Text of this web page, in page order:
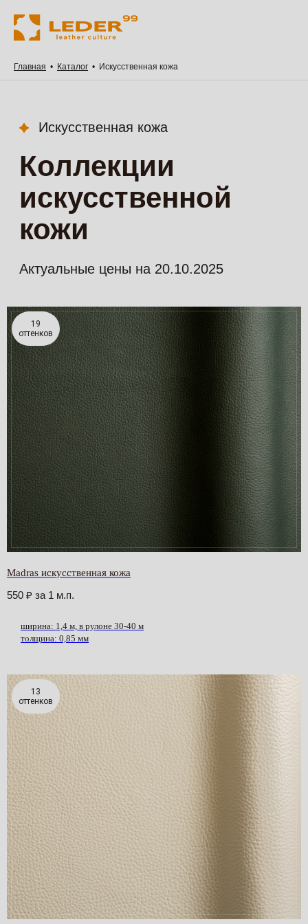
Главная • Каталог • Искусственная кожа
Коллекции
искусственной
кожи
Актуальные цены на20.10.2025
19
оттенков
Madras искусственная кожа
550
ширина: 1,4 м, в рулоне 30-40 м
толщина: 0,85 мм
13
оттенков
Купить
искусственную
кожу для мебели
в Москве
Если вы хотите купить искусственную
кожу для мебели в Москве, важно
выбрать материал, который подойдет